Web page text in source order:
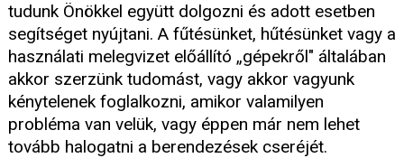
tudunk Önökkel együtt dolgozni és adott esetben
segítséget nyújtani. A fűtésünket, hűtésünket vagy a
használati melegvizet előállító „gépekről" általában
akkor szerzünk tudomást, vagy akkor vagyunk
kénytelenek foglalkozni, amikor valamilyen
probléma van velük, vagy éppen már nem lehet
tovább halogatni a berendezések cseréjét.